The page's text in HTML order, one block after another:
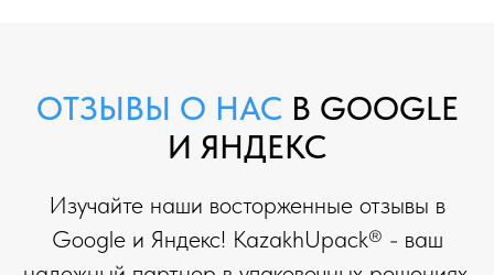
ОТЗЫВЫ О НАСВ GOOGLE
И ЯНДЕКС
Изучайте наши восторженные отзывы в
Google и Яндекс! KazakhUpack® - ваш